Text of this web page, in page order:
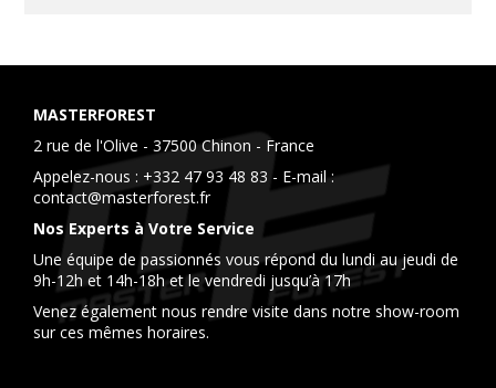
MASTERFOREST
2 rue de l'Olive - 37500 Chinon - France
Appelez-nous : +332 47 93 48 83 - E-mail :
contact@masterforest.fr
Nos Experts à Votre Service
Une équipe de passionnés vous répond du lundi au jeudi de
9h-12h et 14h-18h et le vendredi jusqu’à 17h
Venez également nous rendre visite dans notre show-room
sur ces mêmes horaires.